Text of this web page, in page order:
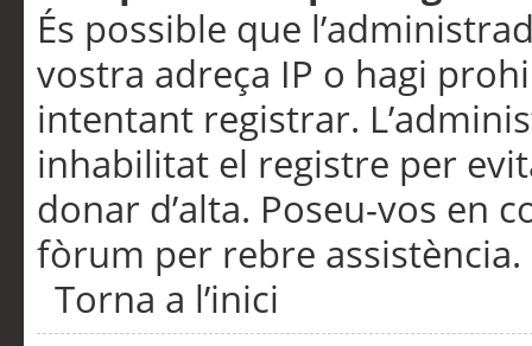
És possible que
vostra adreça IP o hagi
intentant registrar.
inhabilitat el registre per
donar d’alta. Poseu-vos en
fòrum per rebre assistència.
Torna a l’inici